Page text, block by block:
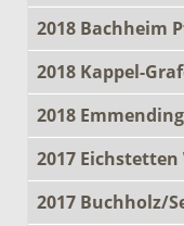
2018 Bachheim
2018 Kappel-
2018
2017
2017 Buchholz/